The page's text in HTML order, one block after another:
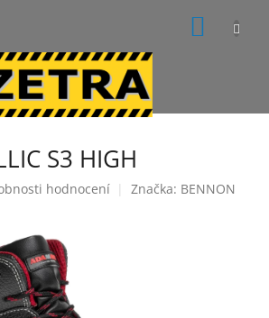
S3 HIGH
hodnocení Značka: BENNON